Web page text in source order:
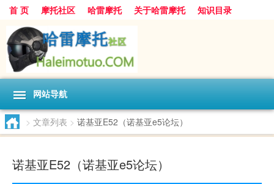
首 页 摩托社区 哈雷摩托 关于哈雷摩托 知识目录
网站导航
> 文章列表 > 诺基亚E52（诺基亚e5论坛）
诺基亚E52（诺基亚e5论坛）